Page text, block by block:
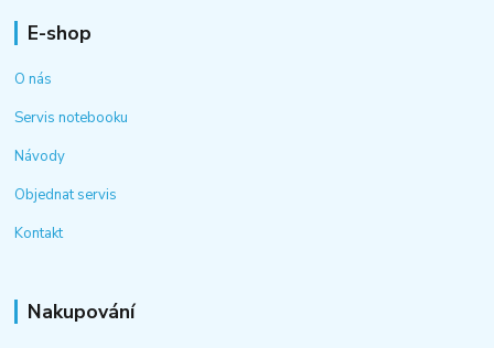
E-shop
O nás
Servis notebooku
Návody
Objednat servis
Kontakt
Nakupování